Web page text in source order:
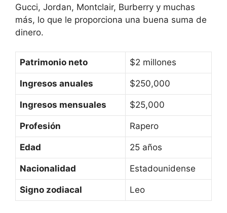
Gucci, Jordan, Montclair, Burberry y muchas
más, lo que le proporciona una buena suma de
dinero.
Patrimonio neto $2 millones
Ingresos anuales $250,000
Ingresos mensuales $25,000
Profesión Rapero
Edad 25 años
Nacionalidad Estadounidense
Signo zodiacal Leo